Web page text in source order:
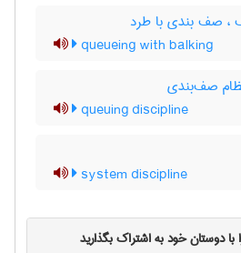
، صف بندی با طرد
queueing with balking
صف‌بندی
queuing discipline
system discipline
دوستان خود به اشتراک بگذارید